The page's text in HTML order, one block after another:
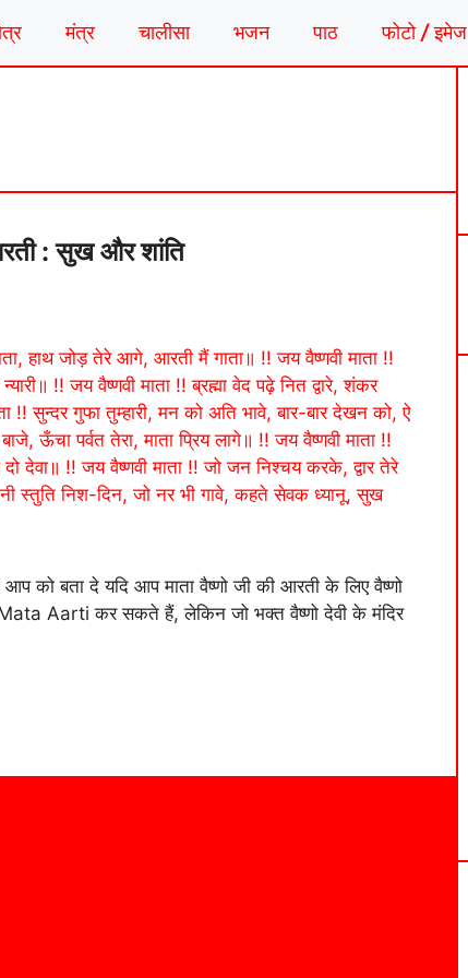
मंत्र चालीसा भजन पाठ फोटो / इमेज
: सुख और शांति
आप को बता दे यदि आप माता वैष्णो जी की आरती के लिए वैष्णो
Aarti कर सकते हैं, लेकिन जो भक्त वैष्णो देवी के मंदिर